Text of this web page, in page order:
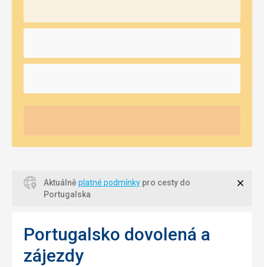
Aktuálně platné podmínky pro cesty do
Portugalska
Portugalsko dovolená a
zájezdy